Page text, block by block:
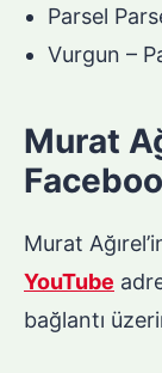
Parsel
Vurgun –
Murat
Murat
YouTube
bağlantı